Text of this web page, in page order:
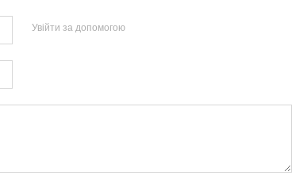
Увійти за допомогою